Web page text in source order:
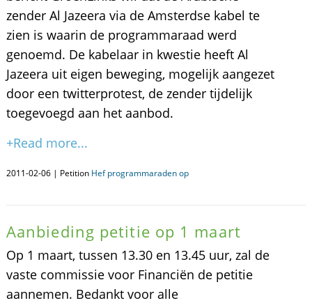
zender Al Jazeera via de Amsterdse kabel te
zien is waarin de programmaraad werd
genoemd. De kabelaar in kwestie heeft Al
Jazeera uit eigen beweging, mogelijk aangezet
door een twitterprotest, de zender tijdelijk
toegevoegd aan het aanbod.
+Read more...
2011-02-06 | Petition Hef programmaraden op
Aanbieding petitie op 1 maart
Op 1 maart, tussen 13.30 en 13.45 uur, zal de
vaste commissie voor Financiën de petitie
aannemen. Bedankt voor alle